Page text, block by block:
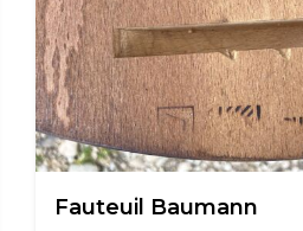
Fauteuil Baumann